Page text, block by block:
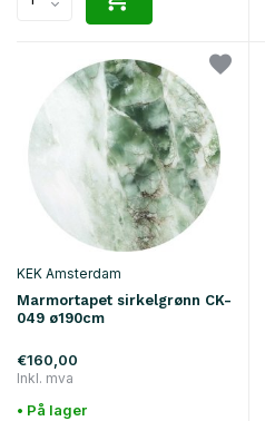
KEK Amsterdam
Marmortapet sirkelgrønn CK-
049 ø190cm
€160,00
Inkl. mva
• På lager